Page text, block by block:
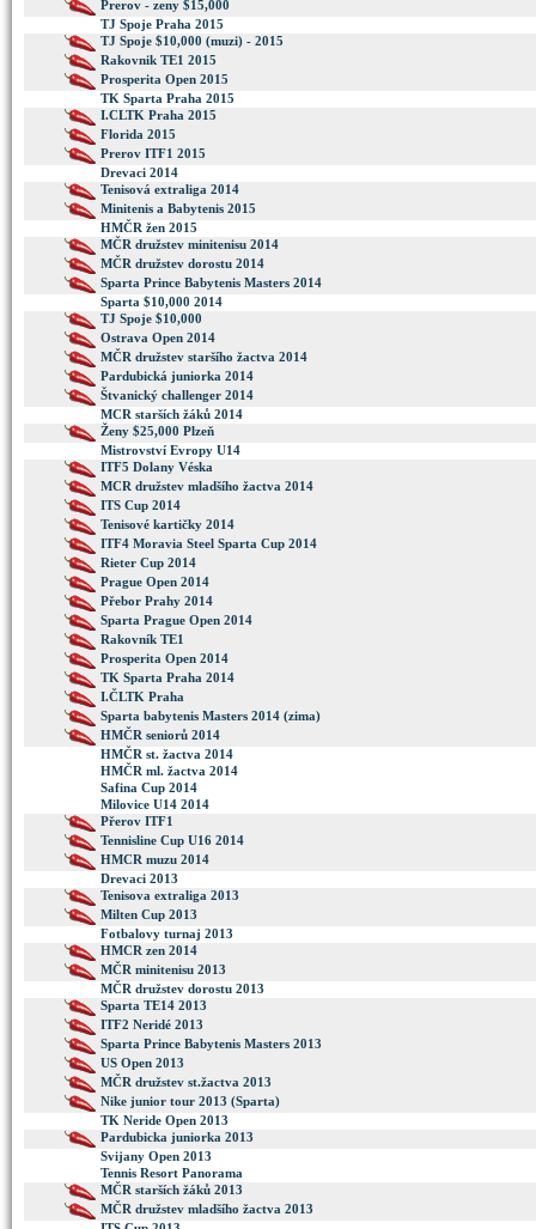
Prerov - zeny $15,000
TJ Spoje Praha 2015
TJ Spoje $10,000 (muzi) - 2015
Rakovnik TE1 2015
Prosperita Open 2015
TK Sparta Praha 2015
I.CLTK Praha 2015
Florida 2015
Prerov ITF1 2015
Drevaci 2014
Tenisová extraliga 2014
Minitenis a Babytenis 2015
HMČR žen 2015
MČR družstev minitenisu 2014
MČR družstev dorostu 2014
Sparta Prince Babytenis Masters 2014
Sparta $10,000 2014
TJ Spoje $10,000
Ostrava Open 2014
MČR družstev staršího žactva 2014
Pardubická juniorka 2014
Štvanický challenger 2014
MCR starších žáků 2014
Ženy $25,000 Plzeň
Mistrovství Evropy U14
ITF5 Dolany Véska
MCR družstev mladšího žactva 2014
ITS Cup 2014
Tenisové kartičky 2014
ITF4 Moravia Steel Sparta Cup 2014
Rieter Cup 2014
Prague Open 2014
Přebor Prahy 2014
Sparta Prague Open 2014
Rakovník TE1
Prosperita Open 2014
TK Sparta Praha 2014
I.ČLTK Praha
Sparta babytenis Masters 2014 (zima)
HMČR seniorů 2014
HMČR st. žactva 2014
HMČR ml. žactva 2014
Safina Cup 2014
Milovice U14 2014
Přerov ITF1
Tennisline Cup U16 2014
HMCR muzu 2014
Drevaci 2013
Tenisova extraliga 2013
Milten Cup 2013
Fotbalovy turnaj 2013
HMCR zen 2014
MČR minitenisu 2013
MČR družstev dorostu 2013
Sparta TE14 2013
ITF2 Neridé 2013
Sparta Prince Babytenis Masters 2013
US Open 2013
MČR družstev st.žactva 2013
Nike junior tour 2013 (Sparta)
TK Neride Open 2013
Pardubicka juniorka 2013
Svijany Open 2013
Tennis Resort Panorama
MČR starších žáků 2013
MČR družstev mladšího žactva 2013